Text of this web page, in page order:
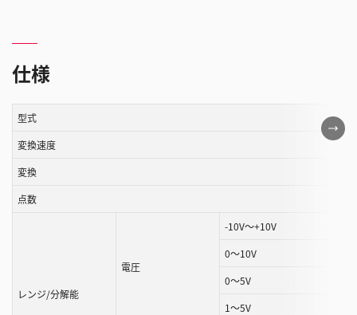
仕様
こ
の
型式
変換速度
変換
点数
レンジ/分解能
電圧
-10V～+10V
0～10V
0～5V
1～5V